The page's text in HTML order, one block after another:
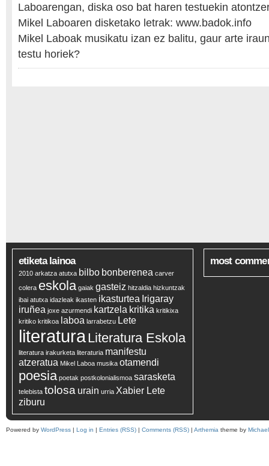
Laboarengan, diska oso bat haren testuekin
Mikel Laboaren disketako letrak: www.badok.info
Mikel Laboak musikatu izan ez balitu, gaur arte
testu horiek?
etiketa lainoa
2010 arkatza atutxa bilbo bonberenea carver
colera eskola gaiak gasteiz hitzaldia hizkuntzak
ibai atutxa idazleak ikasten ikasturtea Irigaray
iruñea joxe azurmendi kartzela kritika kritikixa
kritiko kritikoa laboa larrabetzu Lete
literaturaLiteratura Eskola
literatura irakurketa literaturia manifestu
atzeratua Mikel Laboa musika otamendi
poesia poetak postkolonialismoa sarasketa
telebista tolosa urain urria Xabier Lete
ziburu
most
Powered by WordPress | Log in | Entries (RSS) | Comments (RSS) | Arthemia theme by